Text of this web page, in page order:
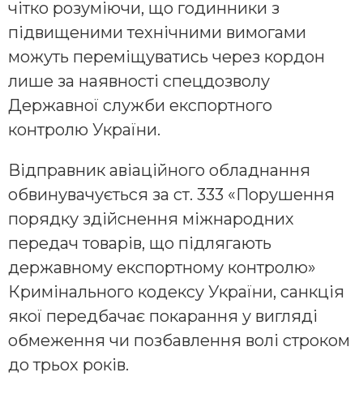
чітко розуміючи, що годинники з
підвищеними технічними вимогами
можуть переміщуватись через кордон
лише за наявності спецдозволу
Державної служби експортного
контролю України.
Відправник авіаційного обладнання
обвинувачується за ст. 333 «Порушення
порядку здійснення міжнародних
передач товарів, що підлягають
державному експортному контролю»
Кримінального кодексу України, санкція
якої передбачає покарання у вигляді
обмеження чи позбавлення волі строком
до трьох років.